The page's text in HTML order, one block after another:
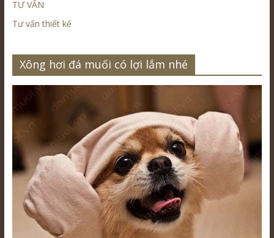
TƯ VẤN
Tư vấn thiết kế
Xông hơi đá muối có lợi lắm nhé